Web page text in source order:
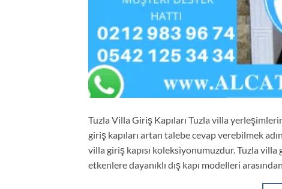
Tuzla Villa Giriş Kapıları Tuzla villa
giriş kapıları artan talebe cevap verebilmek
villa giriş kapısı koleksiyonumuzdur. Tuzla villa
etkenlere dayanıklı dış kapı modelleri